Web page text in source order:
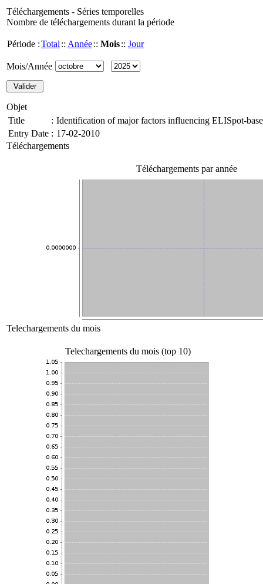
Téléchargements - Séries temporelles
Nombre de téléchargements durant la période
Période :Total :: Année:: Mois:: Jour
Mois/Année
Objet
Title
: Identification of major factors influencing ELISpot-
Entry Date : 17-02-2010
Téléchargements
Téléchargements par année
Telechargements du mois
Telechargements du mois (top 10)